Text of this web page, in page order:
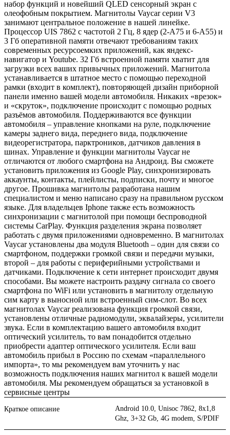
набор функций и новейший QLED сенсорный экран с
олеофобным покрытием. Магнитолы Vaycar серии V3
занимают центральное положение в нашей линейке.
Процессор UIS 7862 с частотой 2 Гц, 8 ядер (2-А75 и 6-А55) и
3 Гб оперативной памяти отвечают требованиям таких
современных ресурсоемких приложений, как яндекс-
навигатор и Youtube. 32 Гб встроенной памяти хватит для
загрузки всех ваших привычных приложений. Магнитола
устанавливается в штатное место с помощью переходной
рамки (входит в комплект), повторяющей дизайн приборной
панели именно вашей модели автомобиля. Никаких «врезок»
и «скруток», подключение происходит с помощью родных
разъёмов автомобиля. Поддерживаются все функции
автомобиля – управление кнопками на руле, подключение
камеры заднего вида, переднего вида, подключение
видеорегистратора, парктроников, датчиков давления в
шинах. Управление и функции магнитолы Vaycar не
отличаются от любого смартфона на Андроид. Вы сможете
установить приложения из Google Play, синхронизировать
аккаунты, контакты, плейлисты, подписки, почту и многое
другое. Прошивка магнитолы разработана нашим
специалистом и меню написано сразу на правильном русском
языке. Для владельцев Iphone также есть возможность
синхронизации с магнитолой при помощи беспроводной
системы CarPlay. Функция разделения экрана позволяет
работать с двумя приложениями одновременно. В магнитолах
Vaycar установлены два модуля Bluetooth – один для связи со
смартфоном, поддержки громкой связи и передачи музыки,
второй – для работы с периферийными устройствами и
датчиками. Подключение к сети интернет происходит двумя
способами. Вы можете настроить раздачу сигнала со своего
смартфона по WiFi или установить в магнитолу отдельную
сим карту в выносной или встроенный сим-слот. Во всех
магнитолах Vaycar реализована функция громкой связи,
установлены отличные радиомодули, эквалайзеры, усилители
звука. Если в комплектацию вашего автомобиля входит
оптический усилитель, то вам понадобится отдельно
приобрести адаптер оптического усилителя. Если ваш
автомобиль прибыл в Россию по схемам «параллельного
импорта», то мы рекомендуем вам уточнить у нас
возможность подключения наших магнитол к вашей модели
автомобиля. Мы рекомендуем обращаться за установкой в
сервисные центры
Краткое описание
Android 10.0, Unisoc 7862, 8х1,8
Ghz, 3+32 Gb, 4G modem, S/PDIF